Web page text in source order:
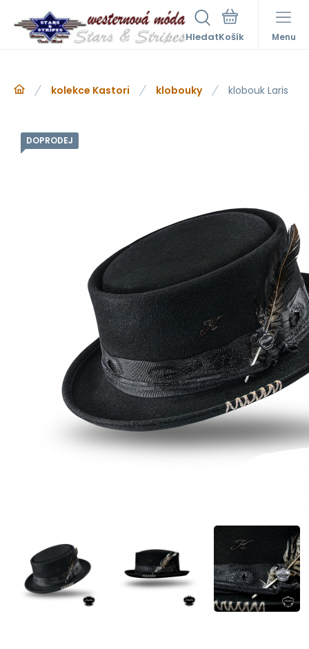
Hledat Menu
kolekce Kastori klobouky klobouk Laris
DOPRODEJ